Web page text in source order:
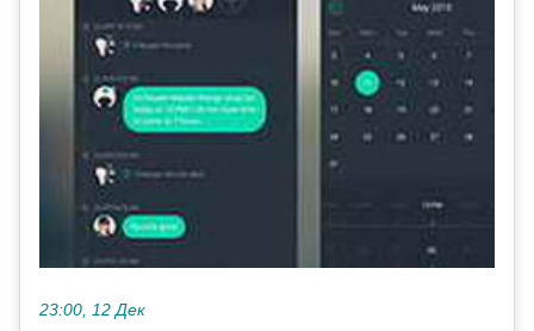
23:00, 12 Дек